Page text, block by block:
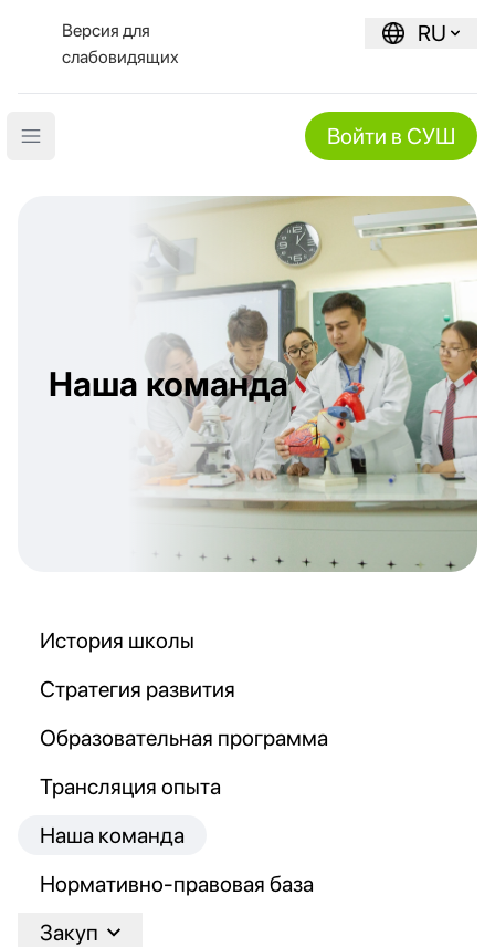
Версия для
слабовидящих
RU
Open main menu Войти в СУШ
Наша команда
История школы
Стратегия развития
Образовательная программа
Трансляция опыта
Наша команда
Нормативно-правовая база
Закуп